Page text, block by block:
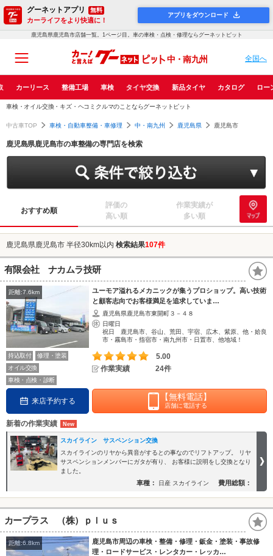
グーネットアプリ 無料
カーライフをより快適に！
アプリをダウンロード
鹿児島県鹿児島市店舗一覧。1ページ目。車の車検・点検・修理ならグーネットピット
中・南九州 全国へ
カーリース 整備工場 車検 タイヤ交換 新品タイヤ カタログ ロー
車検・オイル交換・キズ・ヘコミクルマのことならグーネットピット
中古車TOP 車検・自動車整備・車修理 中・南九州 鹿児島県 鹿児島市
鹿児島県鹿児島市の車整備の専門店を検索
おすすめ順
評価の
高い順
作業実績が
多い順
鹿児島県鹿児島市 半径30km以内 検索結果107件
有限会社 ナカムラ技研
距離:7.6km
ユーモア溢れるメカニックが集うプロショップ。高い技術
と顧客志向でお客様満足を追求していま…
鹿児島県鹿児島市東開町３－４８
日曜日
祝日 鹿児島市、谷山、荒田、宇宿、広木、紫原、他・姶良
市・霧島市・指宿市・南九州市・日置市、他地域！
持込取付
修理・塗装
オイル交換
車検・点検・診断
5.00
作業実績
24件
来店予約する 【無料電話】
店舗に電話する
新着の作業実績
スカイライン サスペンション交換
スカイラインのリヤから異音がするとの事なのでリフトアップ。 リヤ
サスペンションメンバーにガタが有り、 お客様に説明をし交換となり
ました。
車種： 日産 スカイライン 費用総額：
カープラス （株）ｐｌｕｓ
距離:6.8km
鹿児島市周辺の車検・整備・修理・鈑金・塗装・事故修
理・ロードサービス・レンタカー・レッカ…